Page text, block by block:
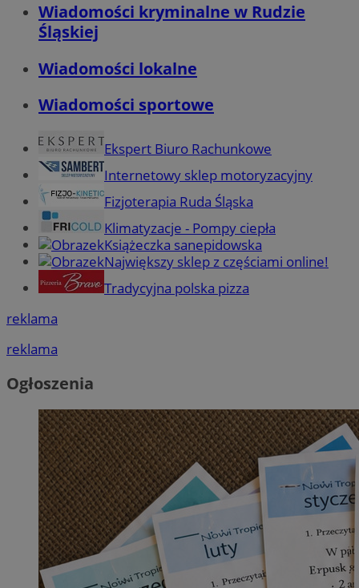
Wiadomości kryminalne w Rudzie
Śląskiej
Wiadomości lokalne
Wiadomości sportowe
Ekspert Biuro Rachunkowe
Internetowy sklep motoryzacyjny
Fizjoterapia Ruda Śląska
Klimatyzacje - Pompy ciepła
Książeczka sanepidowska
Największy sklep z częściami online!
Tradycyjna polska pizza
reklama
reklama
Ogłoszenia